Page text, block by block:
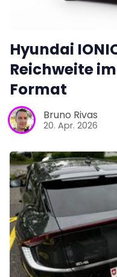
Hyundai
Reichweite
Format
Bruno Rivas
20. Apr. 2026